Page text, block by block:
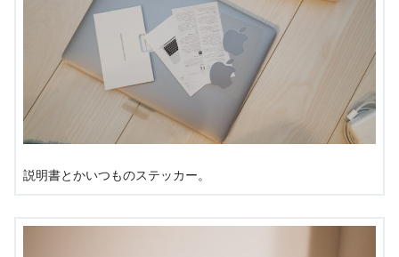
説明書とかいつものステッカー。